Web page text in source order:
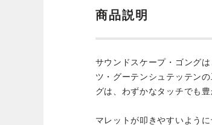
商品説明
サウンドスケープ・ゴング
ツ・グーテンシュテッテン
グは、わずかなタッチでも
マレットが叩きやすいよう